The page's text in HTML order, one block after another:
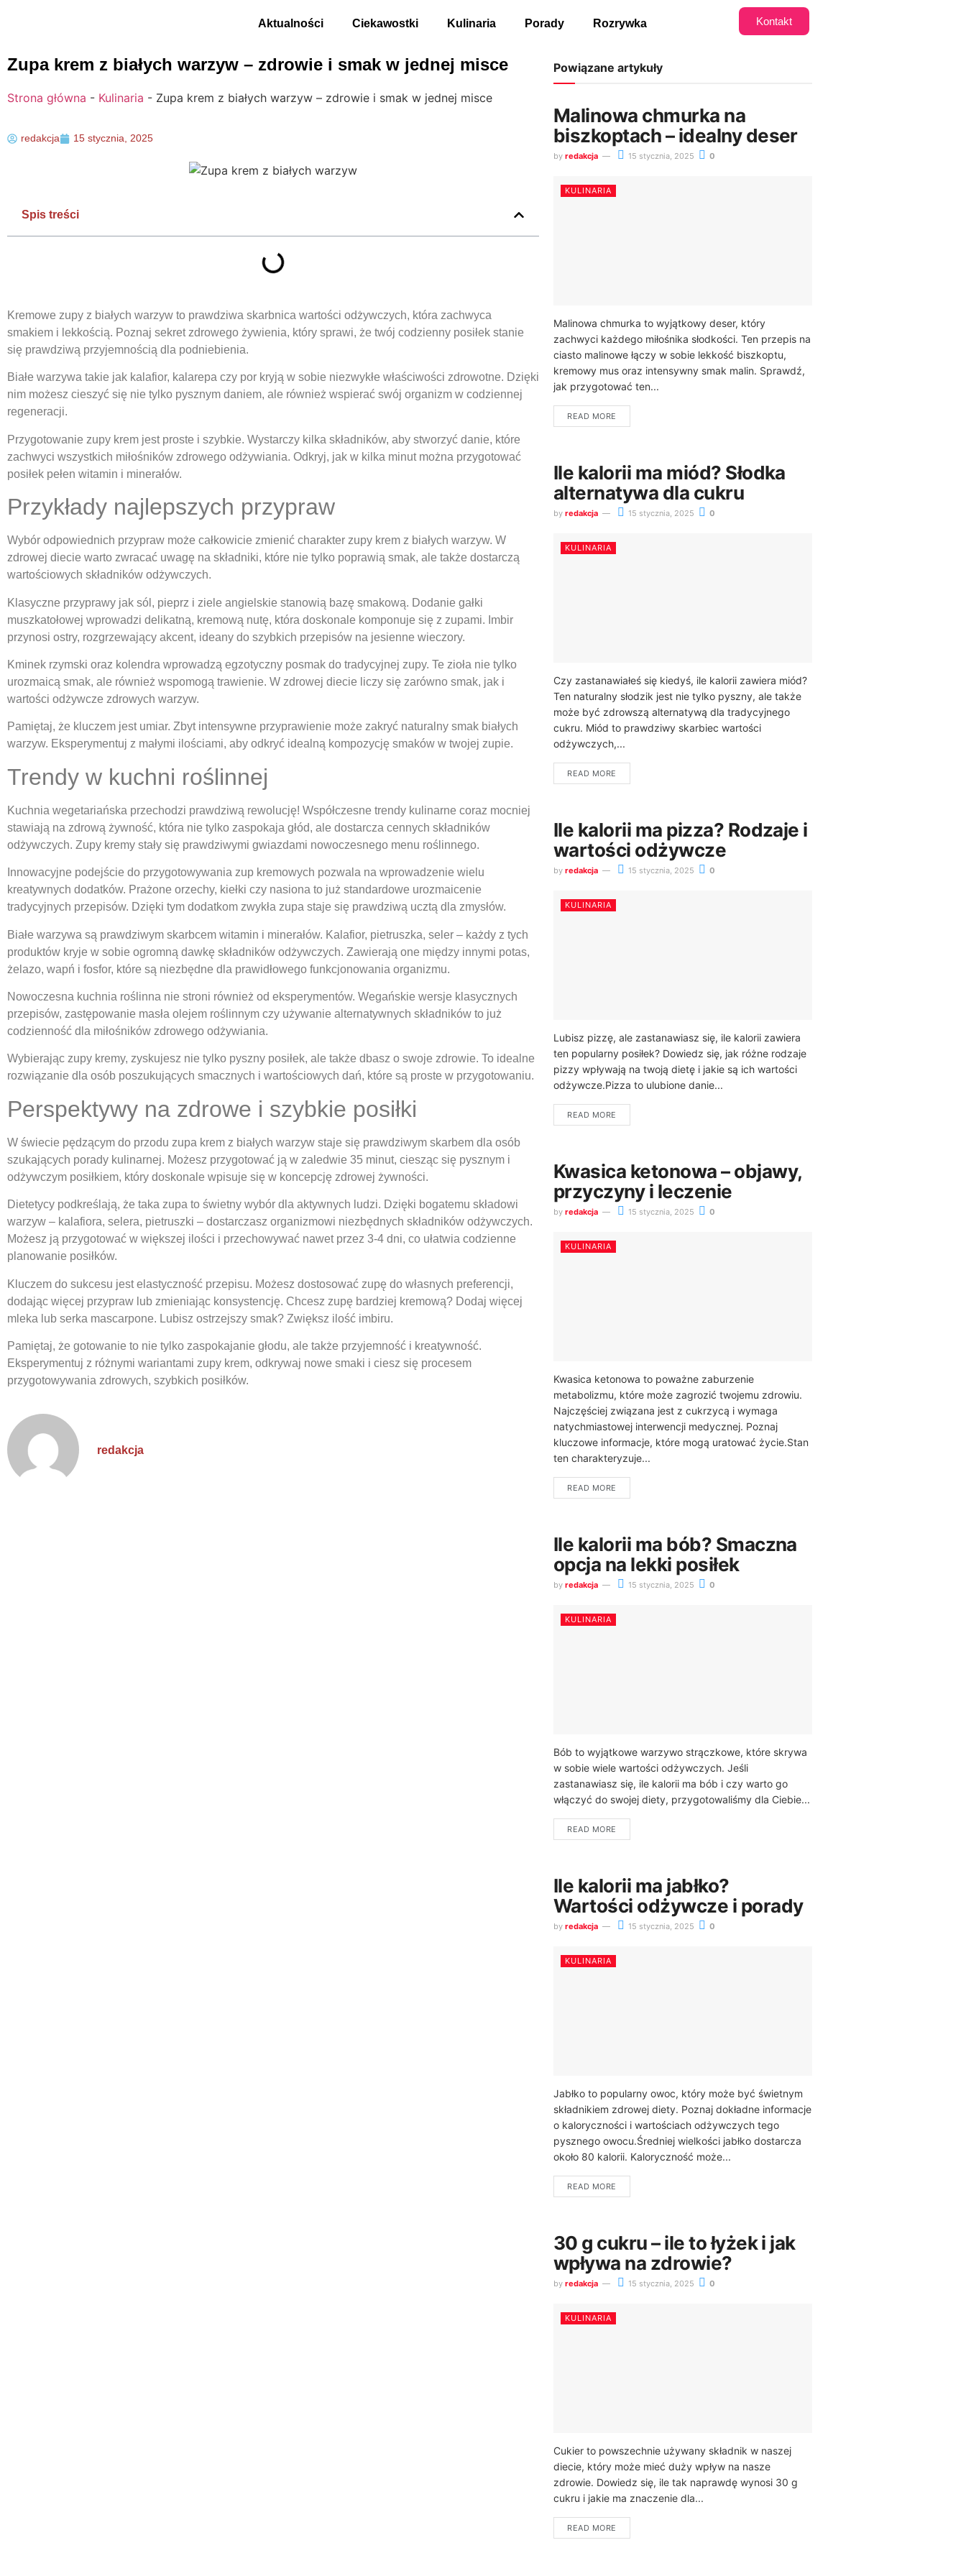
Aktualności Ciekawostki Kulinaria Porady Rozrywka Kontakt
Zupa krem z białych warzyw – zdrowie i smak w jednej misce
Strona główna - Kulinaria - Zupa krem z białych warzyw – zdrowie i smak w jednej misce
redakcja 15 stycznia, 2025
Spis treści
Kremowe zupy z białych warzyw to prawdziwa skarbnica wartości odżywczych, która zachwyca
smakiem i lekkością. Poznaj sekret zdrowego żywienia, który sprawi, że twój codzienny posiłek stanie
się prawdziwą przyjemnością dla podniebienia.
Białe warzywa takie jak kalafior, kalarepa czy por kryją w sobie niezwykłe właściwości zdrowotne. Dzięki
nim możesz cieszyć się nie tylko pysznym daniem, ale również wspierać swój organizm w codziennej
regeneracji.
Przygotowanie zupy krem jest proste i szybkie. Wystarczy kilka składników, aby stworzyć danie, które
zachwyci wszystkich miłośników zdrowego odżywiania. Odkryj, jak w kilka minut można przygotować
posiłek pełen witamin i minerałów.
Przykłady najlepszych przypraw
Wybór odpowiednich przypraw może całkowicie zmienić charakter zupy krem z białych warzyw. W
zdrowej diecie warto zwracać uwagę na składniki, które nie tylko poprawią smak, ale także dostarczą
wartościowych składników odżywczych.
Klasyczne przyprawy jak sól, pieprz i ziele angielskie stanowią bazę smakową. Dodanie gałki
muszkatołowej wprowadzi delikatną, kremową nutę, która doskonale komponuje się z zupami. Imbir
przynosi ostry, rozgrzewający akcent, ideany do szybkich przepisów na jesienne wieczory.
Kminek rzymski oraz kolendra wprowadzą egzotyczny posmak do tradycyjnej zupy. Te zioła nie tylko
urozmaicą smak, ale również wspomogą trawienie. W zdrowej diecie liczy się zarówno smak, jak i
wartości odżywcze zdrowych warzyw.
Pamiętaj, że kluczem jest umiar. Zbyt intensywne przyprawienie może zakryć naturalny smak białych
warzyw. Eksperymentuj z małymi ilościami, aby odkryć idealną kompozycję smaków w twojej zupie.
Trendy w kuchni roślinnej
Kuchnia wegetariańska przechodzi prawdziwą rewolucję! Współczesne trendy kulinarne coraz mocniej
stawiają na zdrową żywność, która nie tylko zaspokaja głód, ale dostarcza cennych składników
odżywczych. Zupy kremy stały się prawdziwymi gwiazdami nowoczesnego menu roślinnego.
Innowacyjne podejście do przygotowywania zup kremowych pozwala na wprowadzenie wielu
kreatywnych dodatków. Prażone orzechy, kiełki czy nasiona to już standardowe urozmaicenie
tradycyjnych przepisów. Dzięki tym dodatkom zwykła zupa staje się prawdziwą ucztą dla zmysłów.
Białe warzywa są prawdziwym skarbcem witamin i minerałów. Kalafior, pietruszka, seler – każdy z tych
produktów kryje w sobie ogromną dawkę składników odżywczych. Zawierają one między innymi potas,
żelazo, wapń i fosfor, które są niezbędne dla prawidłowego funkcjonowania organizmu.
Nowoczesna kuchnia roślinna nie stroni również od eksperymentów. Wegańskie wersje klasycznych
przepisów, zastępowanie masła olejem roślinnym czy używanie alternatywnych składników to już
codzienność dla miłośników zdrowego odżywiania.
Wybierając zupy kremy, zyskujesz nie tylko pyszny posiłek, ale także dbasz o swoje zdrowie. To idealne
rozwiązanie dla osób poszukujących smacznych i wartościowych dań, które są proste w przygotowaniu.
Perspektywy na zdrowe i szybkie posiłki
W świecie pędzącym do przodu zupa krem z białych warzyw staje się prawdziwym skarbem dla osób
szukających porady kulinarnej. Możesz przygotować ją w zaledwie 35 minut, ciesząc się pysznym i
odżywczym posiłkiem, który doskonale wpisuje się w koncepcję zdrowej żywności.
Dietetycy podkreślają, że taka zupa to świetny wybór dla aktywnych ludzi. Dzięki bogatemu składowi
warzyw – kalafiora, selera, pietruszki – dostarczasz organizmowi niezbędnych składników odżywczych.
Możesz ją przygotować w większej ilości i przechowywać nawet przez 3-4 dni, co ułatwia codzienne
planowanie posiłków.
Kluczem do sukcesu jest elastyczność przepisu. Możesz dostosować zupę do własnych preferencji,
dodając więcej przypraw lub zmieniając konsystencję. Chcesz zupę bardziej kremową? Dodaj więcej
mleka lub serka mascarpone. Lubisz ostrzejszy smak? Zwiększ ilość imbiru.
Pamiętaj, że gotowanie to nie tylko zaspokajanie głodu, ale także przyjemność i kreatywność.
Eksperymentuj z różnymi wariantami zupy krem, odkrywaj nowe smaki i ciesz się procesem
przygotowywania zdrowych, szybkich posiłków.
redakcja
Powiązane artykuły
Malinowa chmurka na
biszkoptach – idealny deser
by redakcja 15 stycznia, 2025 0
KULINARIA
Malinowa chmurka to wyjątkowy deser, który
zachwyci każdego miłośnika słodkości. Ten przepis na
ciasto malinowe łączy w sobie lekkość biszkoptu,
kremowy mus oraz intensywny smak malin. Sprawdź,
jak przygotować ten...
READ MORE
Ile kalorii ma miód? Słodka
alternatywa dla cukru
by redakcja 15 stycznia, 2025 0
KULINARIA
Czy zastanawiałeś się kiedyś, ile kalorii zawiera miód?
Ten naturalny słodzik jest nie tylko pyszny, ale także
może być zdrowszą alternatywą dla tradycyjnego
cukru. Miód to prawdziwy skarbiec wartości
odżywczych,...
READ MORE
Ile kalorii ma pizza? Rodzaje i
wartości odżywcze
by redakcja 15 stycznia, 2025 0
KULINARIA
Lubisz pizzę, ale zastanawiasz się, ile kalorii zawiera
ten popularny posiłek? Dowiedz się, jak różne rodzaje
pizzy wpływają na twoją dietę i jakie są ich wartości
odżywcze.Pizza to ulubione danie...
READ MORE
Kwasica ketonowa – objawy,
przyczyny i leczenie
by redakcja 15 stycznia, 2025 0
KULINARIA
Kwasica ketonowa to poważne zaburzenie
metabolizmu, które może zagrozić twojemu zdrowiu.
Najczęściej związana jest z cukrzycą i wymaga
natychmiastowej interwencji medycznej. Poznaj
kluczowe informacje, które mogą uratować życie.Stan
ten charakteryzuje...
READ MORE
Ile kalorii ma bób? Smaczna
opcja na lekki posiłek
by redakcja 15 stycznia, 2025 0
KULINARIA
Bób to wyjątkowe warzywo strączkowe, które skrywa
w sobie wiele wartości odżywczych. Jeśli
zastanawiasz się, ile kalorii ma bób i czy warto go
włączyć do swojej diety, przygotowaliśmy dla Ciebie...
READ MORE
Ile kalorii ma jabłko?
Wartości odżywcze i porady
by redakcja 15 stycznia, 2025 0
KULINARIA
Jabłko to popularny owoc, który może być świetnym
składnikiem zdrowej diety. Poznaj dokładne informacje
o kaloryczności i wartościach odżywczych tego
pysznego owocu.Średniej wielkości jabłko dostarcza
około 80 kalorii. Kaloryczność może...
READ MORE
30 g cukru – ile to łyżek i jak
wpływa na zdrowie?
by redakcja 15 stycznia, 2025 0
KULINARIA
Cukier to powszechnie używany składnik w naszej
diecie, który może mieć duży wpływ na nasze
zdrowie. Dowiedz się, ile tak naprawdę wynosi 30 g
cukru i jakie ma znaczenie dla...
READ MORE